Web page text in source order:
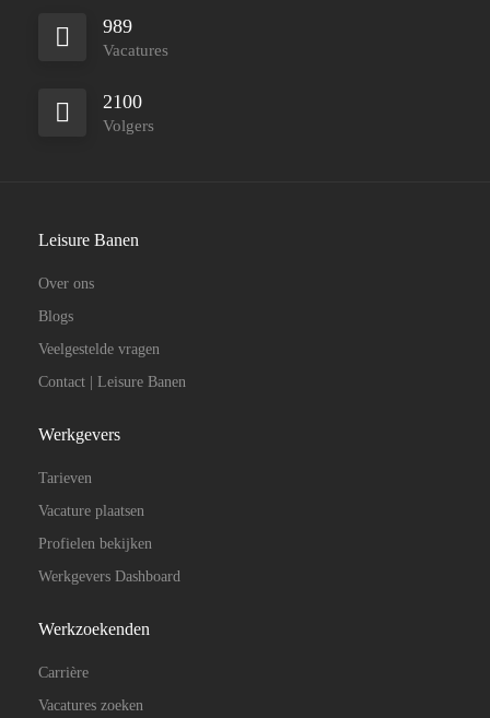
989
Vacatures
2100
Volgers
Leisure Banen
Over ons
Blogs
Veelgestelde vragen
Contact | Leisure Banen
Werkgevers
Tarieven
Vacature plaatsen
Profielen bekijken
Werkgevers Dashboard
Werkzoekenden
Carrière
Vacatures zoeken